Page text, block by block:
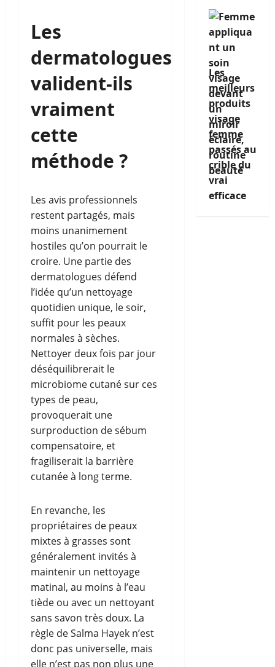
Les
dermatologues
valident-ils
vraiment
cette
méthode ?
Les avis professionnels
restent partagés, mais
moins unanimement
hostiles qu’on pourrait le
croire. Une partie des
dermatologues défend
l’idée qu’un nettoyage
quotidien unique, le soir,
suffit pour les peaux
normales à sèches.
Nettoyer deux fois par jour
déséquilibrerait le
microbiome cutané sur ces
types de peau,
provoquerait une
surproduction de sébum
compensatoire, et
fragiliserait la barrière
cutanée à long terme.
En revanche, les
propriétaires de peaux
mixtes à grasses sont
généralement invités à
maintenir un nettoyage
matinal, au moins à l’eau
tiède ou avec un nettoyant
sans savon très doux. La
règle de Salma Hayek n’est
donc pas universelle, mais
elle n’est pas non plus une
Les
meilleurs
produits
visage
femme
passés au
crible du
vrai
efficace